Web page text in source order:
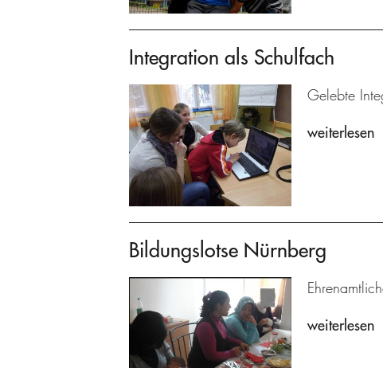
Integration als Schulfach
Gelebte
weiterlesen
Bildungslotse Nürnberg
weiterlesen